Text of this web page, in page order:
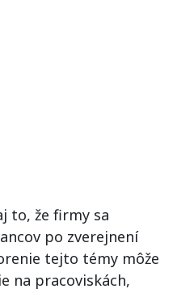
to, že firmy sa
po zverejnení
tejto témy môže
na pracoviskách,